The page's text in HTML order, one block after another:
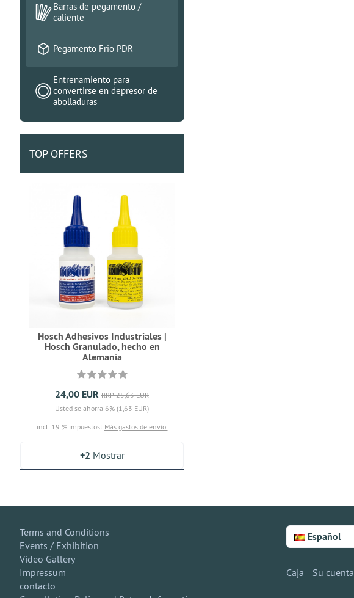
Barras de pegamento /
caliente
Pegamento Frio PDR
Entrenamiento para
convertirse en depresor de
abolladuras
TOP OFFERS
Hosch Adhesivos Industriales |
Hosch Granulado, hecho en
Alemania
24,00 EUR RRP 25,63 EUR
Usted se ahorra 6% (1,63 EUR)
incl. 19 % impuestost Más gastos de envío.
+2 Mostrar
Terms and Conditions
Events / Exhibition
Video Gallery
Impressum
contacto
Español
Caja Su cuenta